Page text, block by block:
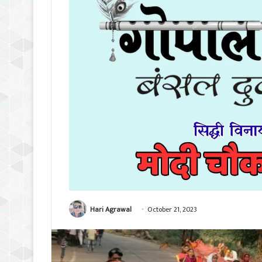
Hari Agrawal October 21, 2023